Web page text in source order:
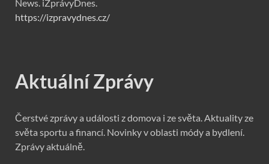
News. iZprávyDnes.
https://izpravydnes.cz/
Aktuální Zprávy
Čerstvé zprávy a události z domova i ze světa. Aktuality ze
světa sportu a financí. Novinky v oblasti módy a bydlení.
Zprávy aktuálně.